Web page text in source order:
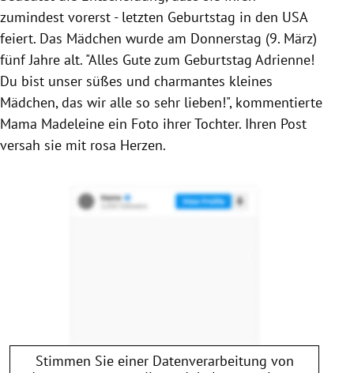
zumindest vorerst - letzten Geburtstag in den USA
feiert. Das Mädchen wurde am Donnerstag (9. März)
fünf Jahre alt. "Alles Gute zum Geburtstag Adrienne!
Du bist unser süßes und charmantes kleines
Mädchen, das wir alle so sehr lieben!", kommentierte
Mama Madeleine ein Foto ihrer Tochter. Ihren Post
versah sie mit rosa Herzen.
Stimmen Sie einer Datenverarbeitung von